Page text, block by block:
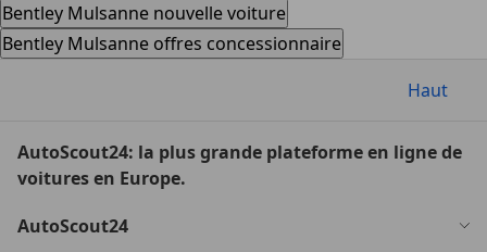
Bentley Mulsanne nouvelle voiture
Bentley Mulsanne offres concessionnaire
Haut
AutoScout24: la plus grande plateforme en ligne de
voitures en Europe.
AutoScout24